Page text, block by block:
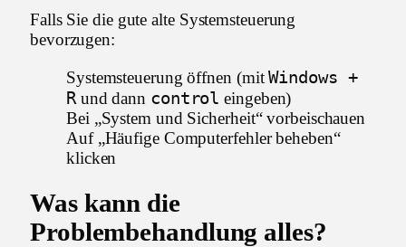
Falls Sie die gute alte Systemsteuerung
bevorzugen:
Systemsteuerung öffnen (mitWindows +
Rund dann control eingeben)
Bei „System und Sicherheit“ vorbeischauen
Auf „Häufige Computerfehler beheben“
klicken
Was kann die
Problembehandlung alles?